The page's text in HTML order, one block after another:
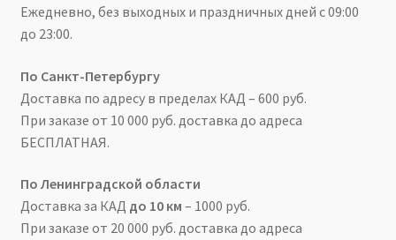
Ежедневно, без выходных и праздничных дней с 09:00
до 23:00.
По Санкт-Петербургу
Доставка по адресу в пределах КАД – 600 руб.
При заказе от 10 000 руб. доставка до адреса
БЕСПЛАТНАЯ.
По Ленинградской области
Доставка за КАД до 10 км – 1000 руб.
При заказе от 20 000 руб. доставка до адреса